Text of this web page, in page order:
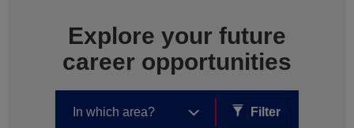
Explore your future
career opportunities
Filter